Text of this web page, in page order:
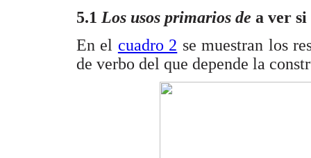
5.1 Los usos primarios de a ver si
En el cuadro 2 se muestran los
de verbo del que depende la